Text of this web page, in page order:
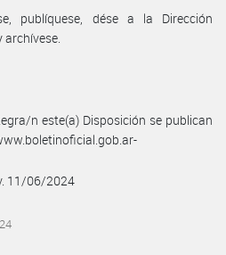
publíquese, dése a la Dirección
n este(a) Disposición se publican
11/06/2024